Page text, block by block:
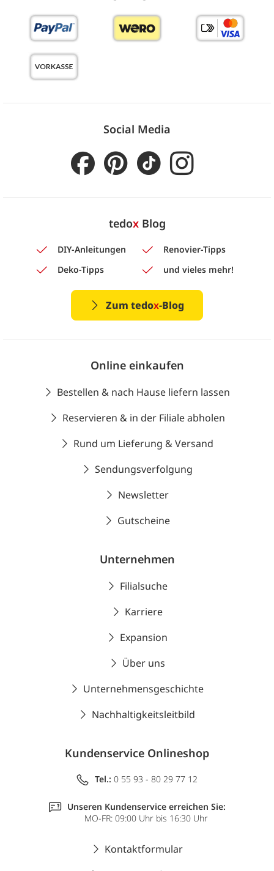
Social Media
tedoxBlog
DIY-Anleitungen
Renovier-Tipps
Deko-Tipps
und vieles mehr!
Zum tedox-Blog
Online einkaufen
Bestellen & nach Hause liefern lassen
Reservieren & in der Filiale abholen
Rund um Lieferung & Versand
Sendungsverfolgung
Newsletter
Gutscheine
Unternehmen
Filialsuche
Karriere
Expansion
Über uns
Unternehmensgeschichte
Nachhaltigkeitsleitbild
Kundenservice Onlineshop
Tel.: 0 55 93 - 80 29 77 12
Unseren Kundenservice erreichen Sie:
MO-FR: 09:00 Uhr bis 16:30 Uhr
Kontaktformular